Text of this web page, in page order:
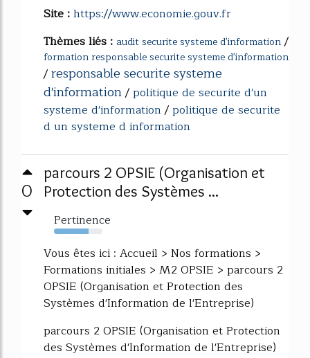
Site :https://www.economie.gouv.fr
Thèmes liés : audit securite systeme d'information/
formation responsable securite systeme d'information
/responsable securite systeme
d'information/politique de securite d'un
systeme d'information/politique de securite
d un systeme d information
0
parcours 2 OPSIE (Organisation et
Protection des Systèmes ...
Pertinence
72%
Vous êtes ici : Accueil > Nos formations >
Formations initiales > M2 OPSIE > parcours 2
OPSIE (Organisation et Protection des
Systèmes d'Information de l'Entreprise)
parcours 2 OPSIE (Organisation et Protection
des Systèmes d'Information de l'Entreprise)